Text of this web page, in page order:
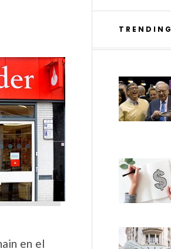
en el
TRENDING